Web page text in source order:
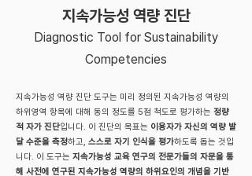
지속가능성 역량 진단
Diagnostic Tool for Sustainability
Competencies
지속가능성 역량 진단 도구는 미리 정의된 지속가능성 역량의
하위영역 항목에 대해 동의 정도를 5점 척도로 평가하는 정량
적 자가 진단입니다. 이 진단의 목표는 이용자가 자신의 역량 발
달 수준을 측정하고, 스스로 자기 인식을 평가하도록 돕는 것입
니다. 이 도구는 지속가능성 교육 연구의 전문가들의 자문을 통
해 사전에 연구된 지속가능성 역량의 하위요인의 개념을 기반